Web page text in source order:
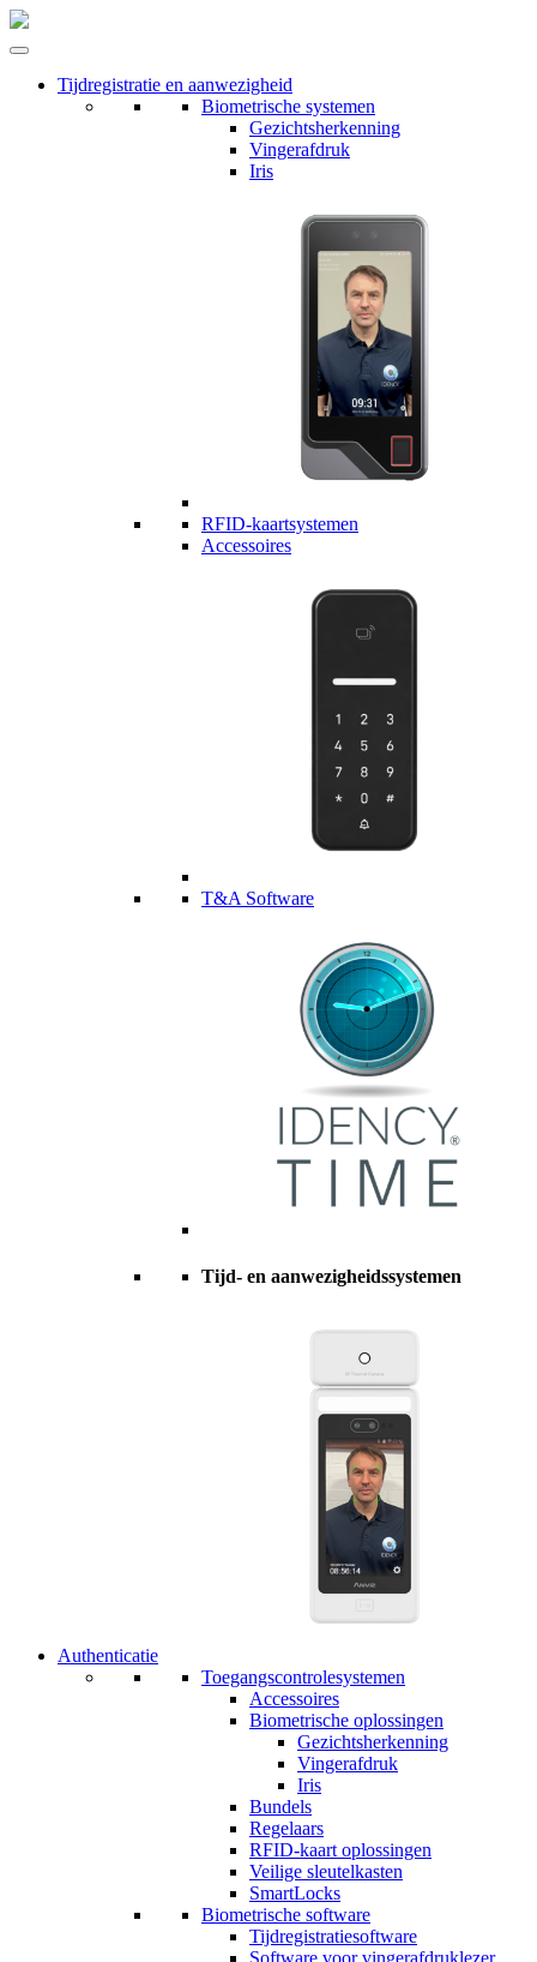
Tijdregistratie en aanwezigheid
Biometrische systemen
Gezichtsherkenning
Vingerafdruk
Iris
RFID-kaartsystemen
Accessoires
T&A Software
Tijd- en aanwezigheidssystemen
Authenticatie
Toegangscontrolesystemen
Accessoires
Biometrische oplossingen
Gezichtsherkenning
Vingerafdruk
Iris
Bundels
Regelaars
RFID-kaart oplossingen
Veilige sleutelkasten
SmartLocks
Biometrische software
Tijdregistratiesoftware
Software voor vingerafdruklezer